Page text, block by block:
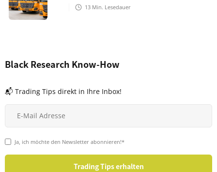
13 Min. Lesedauer
Black Research Know-How
📬 Trading Tips direkt in Ihre Inbox!
Ja, ich möchte den Newsletter abonnieren!*